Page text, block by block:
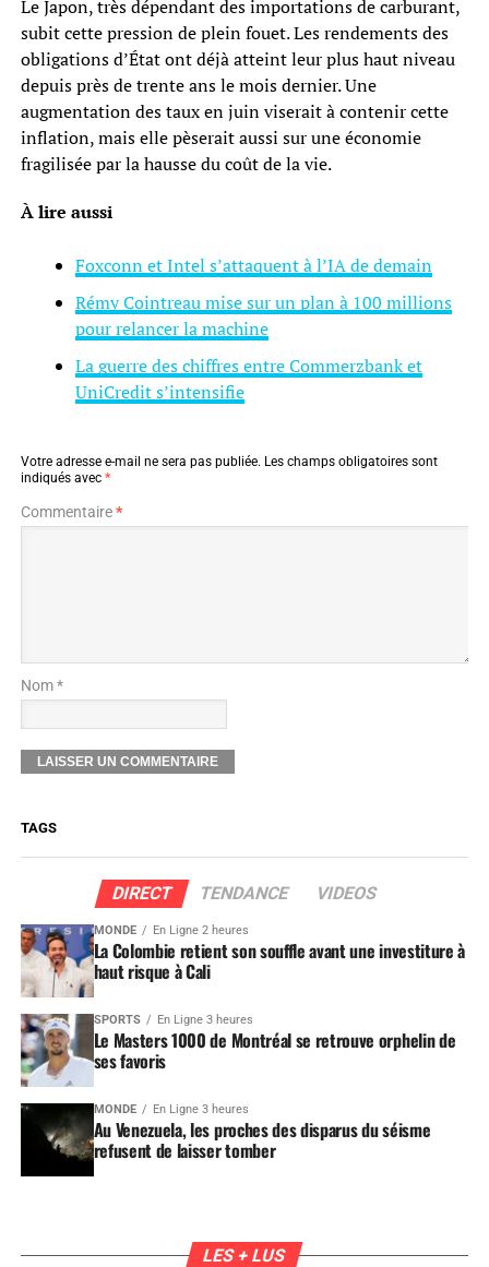
Le Japon, très dépendant des importations de carburant,
subit cette pression de plein fouet. Les rendements des
obligations d’État ont déjà atteint leur plus haut niveau
depuis près de trente ans le mois dernier. Une
augmentation des taux en juin viserait à contenir cette
inflation, mais elle pèserait aussi sur une économie
fragilisée par la hausse du coût de la vie.
À lire aussi
Foxconn et Intel s’attaquent à l’IA de demain
Rémy Cointreau mise sur un plan à 100 millions
pour relancer la machine
La guerre des chiffres entre Commerzbank et
UniCredit s’intensifie
Votre adresse e-mail ne sera pas publiée. Les champs obligatoires sont
indiqués avec *
Commentaire*
Nom *
TAGS
DIRECT TENDANCE VIDEOS
MONDE En Ligne 2 heures
La Colombie retient son souffle avant une investiture à
haut risque à Cali
SPORTS En Ligne 3 heures
Le Masters 1000 de Montréal se retrouve orphelin de
ses favoris
MONDE En Ligne 3 heures
Au Venezuela, les proches des disparus du séisme
refusent de laisser tomber
LES + LUS